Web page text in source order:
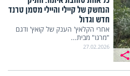
הנחשק של קיילי והיילי מסמן טרנד
חדש וגדול
אחרי הקלאץ' הענק של קואץ' ודגם
"מרגו" מבית...
27.02.2026